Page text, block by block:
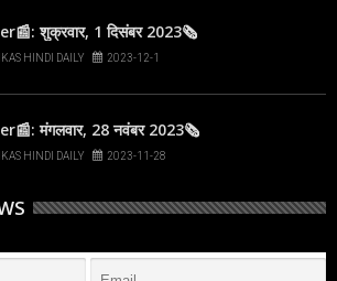
शुक्रवार, 1 दिसंबर 2023🗞
HINDI DAILY 2023-12-1
मंगलवार, 28 नवंबर 2023🗞
HINDI DAILY 2023-11-28